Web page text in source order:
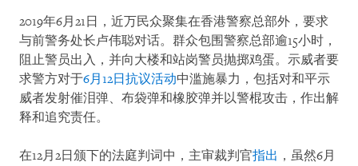
2019年6月21日，近万民众聚集在香港警察总部外，要求
与前警务处长卢伟聪对话。群众包围警察总部逾15小时，
阻止警员出入，并向大楼和站岗警员抛掷鸡蛋。示威者要
求警方对于6月12日抗议活动中滥施暴力，包括对和平示
威者发射催泪弹、布袋弹和橡胶弹并以警棍攻击，作出解
释和追究责任。
在12月2日颁下的法庭判词中，主审裁判官指出 ，虽然6月